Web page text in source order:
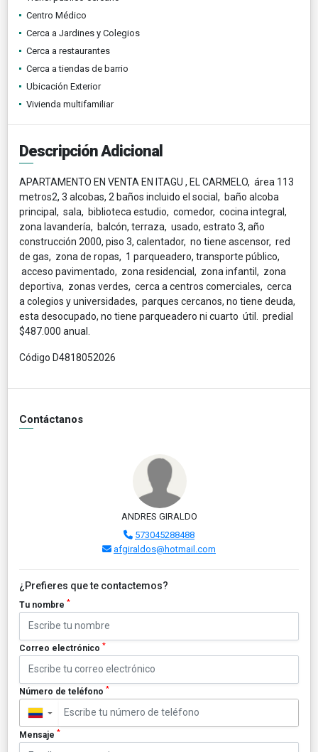
Centro Médico
Cerca a Jardines y Colegios
Cerca a restaurantes
Cerca a tiendas de barrio
Ubicación Exterior
Vivienda multifamiliar
Descripción Adicional
APARTAMENTO EN VENTA EN ITAGU , EL CARMELO, área 113
metros2, 3 alcobas, 2 baños incluido el social, baño alcoba
principal, sala, biblioteca estudio, comedor, cocina integral,
zona lavandería, balcón, terraza, usado, estrato 3, año
construcción 2000, piso 3, calentador, no tiene ascensor, red
de gas, zona de ropas, 1 parqueadero, transporte público,
acceso pavimentado, zona residencial, zona infantil, zona
deportiva, zonas verdes, cerca a centros comerciales, cerca
a colegios y universidades, parques cercanos, no tiene deuda,
esta desocupado, no tiene parqueadero ni cuarto útil. predial
$487.000 anual.
Código D4818052026
Contáctanos
ANDRES GIRALDO
573045288488
afgiraldos@hotmail.com
¿Prefieres que te contactemos?
Tu nombre *
Correo electrónico *
Número de teléfono *
▼
Mensaje *